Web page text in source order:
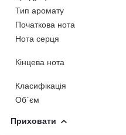
Тип аромату
Початкова нота
Нота серця
Кінцева нота
Класифікація
Об`єм
Приховати